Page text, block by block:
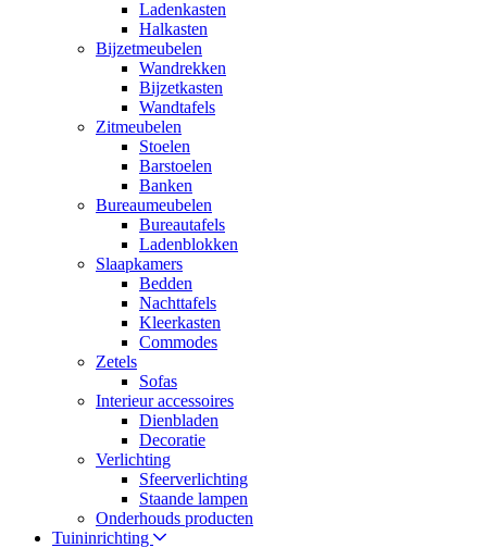
Ladenkasten
Halkasten
Bijzetmeubelen
Wandrekken
Bijzetkasten
Wandtafels
Zitmeubelen
Stoelen
Barstoelen
Banken
Bureaumeubelen
Bureautafels
Ladenblokken
Slaapkamers
Bedden
Nachttafels
Kleerkasten
Commodes
Zetels
Sofas
Interieur accessoires
Dienbladen
Decoratie
Verlichting
Sfeerverlichting
Staande lampen
Onderhouds producten
Tuininrichting